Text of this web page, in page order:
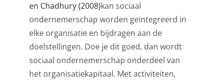
en Chadhury (2008)kan sociaal
ondernemerschap worden geïntegreerd in
elke organisatie en bijdragen aan de
doelstellingen. Doe je dit goed, dan wordt
sociaal ondernemerschap onderdeel van
het organisatiekapitaal. Met activiteiten,